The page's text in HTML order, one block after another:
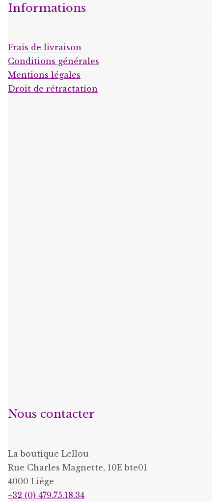
Informations
Frais de livraison
Conditions générales
Mentions légales
Droit de rétractation
Nous contacter
La boutique Lellou
Rue Charles Magnette, 10E bte01
4000 Liège
+32 (0) 479.75.18.34